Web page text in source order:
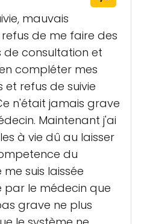
mauvais
de me faire des
consultation et
compléter mes
et refus de suivie
n'était jamais grave
Maintenant j'ai
à vie dû au laisser
du
me suis laissée
par le médecin que
grave ne plus